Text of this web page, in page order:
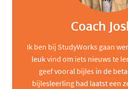
Coach
Ik ben bij StudyWorks gaan
leuk vind om iets nieuws te
geef vooral bijles in de
bijlesleerling had laatst een